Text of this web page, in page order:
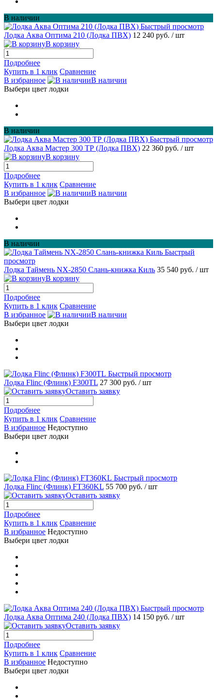
В наличии
Быстрый просмотр
Лодка Аква Оптима 210 (Лодка ПВХ) 12 240 руб. / шт
В корзину
Подробнее
Купить в 1 клик Сравнение
В избранное
В наличии
Выбери цвет лодки
В наличии
Быстрый просмотр
Лодка Аква Мастер 300 ТР (Лодка ПВХ) 22 360 руб. / шт
В корзину
Подробнее
Купить в 1 клик Сравнение
В избранное
В наличии
Выбери цвет лодки
В наличии
Быстрый
просмотр
Лодка Таймень NX-2850 Слань-книжка Киль 35 540 руб. / шт
В корзину
Подробнее
Купить в 1 клик Сравнение
В избранное
В наличии
Выбери цвет лодки
Быстрый просмотр
Лодка Flinc (Флинк) F300TL 27 300 руб. / шт
Оставить заявку
Подробнее
Купить в 1 клик Сравнение
В избранное Недоступно
Выбери цвет лодки
Быстрый просмотр
Лодка Flinc (Флинк) FT360KL 55 700 руб. / шт
Оставить заявку
Подробнее
Купить в 1 клик Сравнение
В избранное Недоступно
Выбери цвет лодки
Быстрый просмотр
Лодка Аква Оптима 240 (Лодка ПВХ) 14 150 руб. / шт
Оставить заявку
Подробнее
Купить в 1 клик Сравнение
В избранное Недоступно
Выбери цвет лодки